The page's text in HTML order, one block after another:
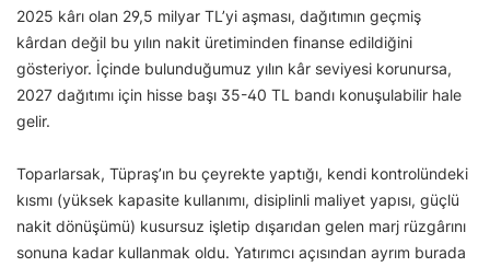
2025 kârı olan 29,5 milyar TL’yi aşması, dağıtımın geçmiş
kârdan değil bu yılın nakit üretiminden finanse edildiğini
gösteriyor. İçinde bulunduğumuz yılın kâr seviyesi korunursa,
2027 dağıtımı için hisse başı 35-40 TL bandı konuşulabilir hale
gelir.
Toparlarsak, Tüpraş’ın bu çeyrekte yaptığı, kendi kontrolündeki
kısmı (yüksek kapasite kullanımı, disiplinli maliyet yapısı, güçlü
nakit dönüşümü) kusursuz işletip dışarıdan gelen marj rüzgârını
sonuna kadar kullanmak oldu. Yatırımcı açısından ayrım burada